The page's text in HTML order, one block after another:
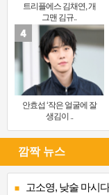
트리플에스 김채연, 개
그맨 김규..
안효섭 ‘작은 얼굴에 잘
생김이 ..
깜짝 뉴스
고소영, 낮술 마시